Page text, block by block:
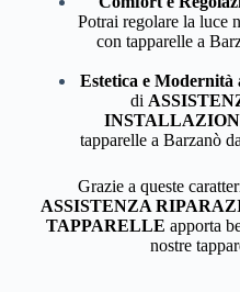
Potrai regolare la luce
con tapparelle a
Estetica e Modernità
di
tapparelle a Barzanò
Grazie a queste
ASSISTENZA
TAPPARELLE apporta
nostre